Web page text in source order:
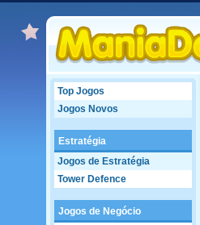
Top Jogos
Jogos Novos
Estratégia
Jogos de Estratégia
Tower Defence
Jogos de Negócio